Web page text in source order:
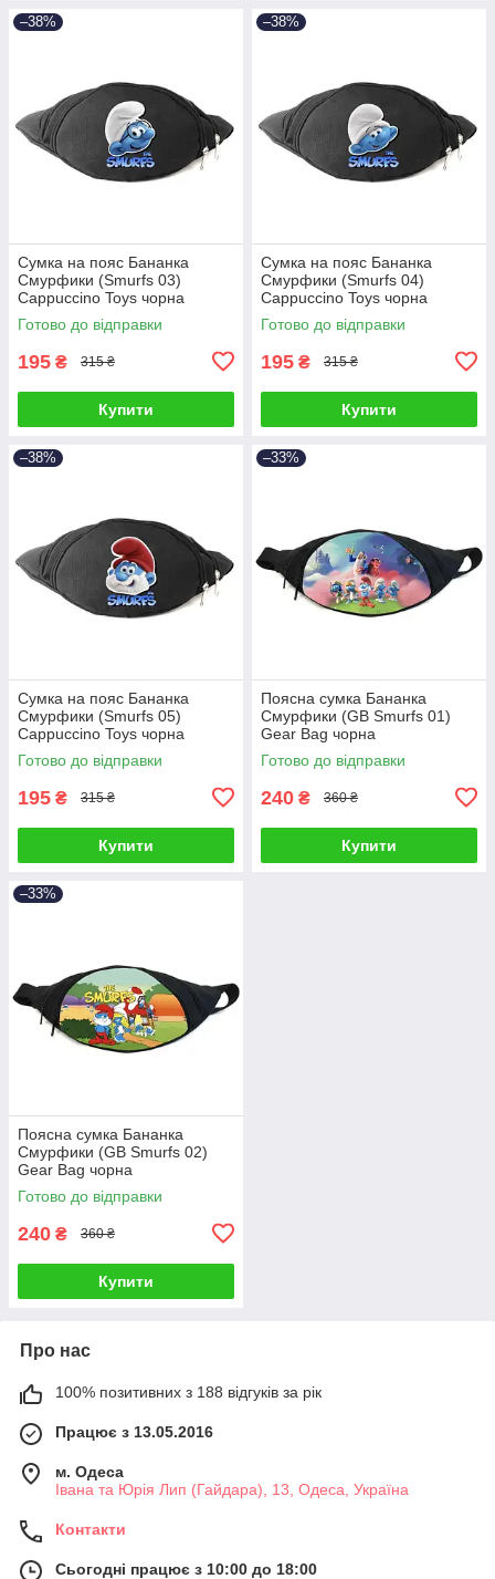
–38%
Сумка на пояс Бананка
Смурфики (Smurfs 03)
Cappuccino Toys чорна
Готово до відправки
195 ₴ 315 ₴
Купити
–38%
Сумка на пояс Бананка
Смурфики (Smurfs 04)
Cappuccino Toys чорна
Готово до відправки
195 ₴ 315 ₴
Купити
–38%
Сумка на пояс Бананка
Смурфики (Smurfs 05)
Cappuccino Toys чорна
Готово до відправки
195 ₴ 315 ₴
Купити
–33%
Поясна сумка Бананка
Смурфики (GB Smurfs 01)
Gear Bag чорна
Готово до відправки
240 ₴ 360 ₴
Купити
–33%
Поясна сумка Бананка
Смурфики (GB Smurfs 02)
Gear Bag чорна
Готово до відправки
240 ₴ 360 ₴
Купити
Про нас
100% позитивних з 188 відгуків за рік
Працює з 13.05.2016
м. Одеса
Івана та Юрія Лип (Гайдара), 13, Одеса, Україна
Контакти
Сьогодні працює з 10:00 до 18:00